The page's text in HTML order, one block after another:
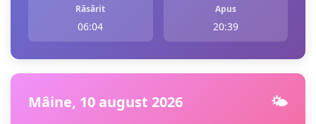
Răsărit
06:04
Apus
20:39
Mâine, 10 august 2026 🌤️